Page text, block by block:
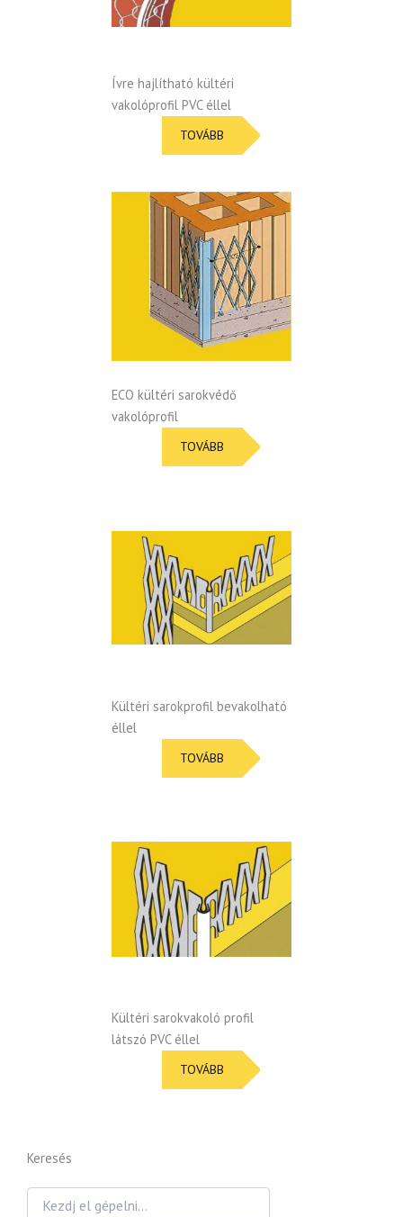
Ívre hajlítható kültéri
vakolóprofil PVC éllel
TOVÁBB
ECO kültéri sarokvédő
vakolóprofil
TOVÁBB
Kültéri sarokprofil bevakolható
éllel
TOVÁBB
Kültéri sarokvakoló profil
látszó PVC éllel
TOVÁBB
Keresés